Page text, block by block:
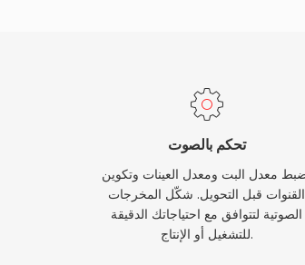
تحكم بالصوت
معدل البت ومعدل العينات وتكوين
القنوات قبل التحويل. شكّل المخرجات
الصوتية لتتوافق مع احتياجاتك الدقيقة
للتشغيل أو الإنتاج.